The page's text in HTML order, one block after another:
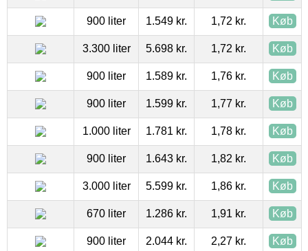
900 liter 1.549 kr. 1,72 kr. Køb
3.300 liter 5.698 kr. 1,72 kr. Køb
900 liter 1.589 kr. 1,76 kr. Køb
900 liter 1.599 kr. 1,77 kr. Køb
1.000 liter 1.781 kr. 1,78 kr. Køb
900 liter 1.643 kr. 1,82 kr. Køb
3.000 liter 5.599 kr. 1,86 kr. Køb
670 liter 1.286 kr. 1,91 kr. Køb
900 liter 2.044 kr. 2,27 kr. Køb